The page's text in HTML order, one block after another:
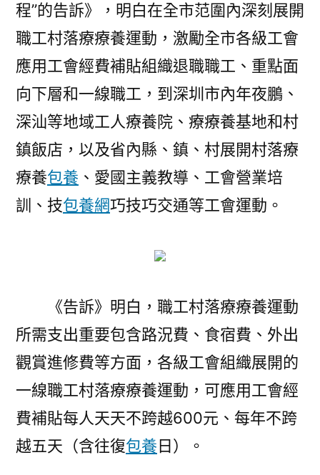
推
動
舉
辦〉
程”的告訴》，明白在全市范圍內深刻展開
職工村落療療養運動，激勵全市各級工會
應用工會經費補貼組織退職職工、重點面
向下層和一線職工，到深圳市內年夜鵬、
深汕等地域工人療養院、療療養基地和村
鎮飯店，以及省內縣、鎮、村展開村落療
療養包養 、愛國主義教導、工會營業培
訓、技包養網巧技巧交通等工會運動。
《告訴》明白，職工村落療療養運動
所需支出重要包含路況費、食宿費、外出
觀賞進修費等方面，各級工會組織展開的
一線職工村落療療養運動，可應用工會經
費補貼每人天天不跨越600元、每年不跨
越五天（含往復包養日）。